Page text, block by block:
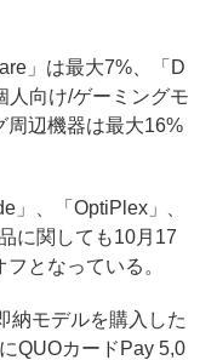
」は最大7%、「D
人向け/ゲーミングモ
周辺機器は最大16%
、「OptiPlex」、
に関しても10月17
となっている。
モデルを購入した
QUOカードPay 5,0